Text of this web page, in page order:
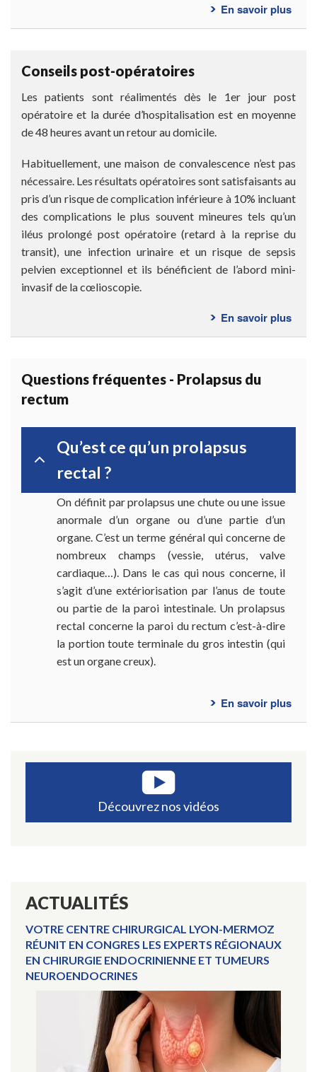
En savoir plussur
?
Conseils post-opératoires
Les patients sont réalimentés dès le 1er jour post
opératoire et la durée d’hospitalisation est en moyenne
de 48 heures avant un retour au domicile.
Habituellement, une maison de convalescence n’est pas
nécessaire. Les résultats opératoires sont satisfaisants au
pris d’un risque de complication inférieure à 10% incluant
des complications le plus souvent mineures tels qu’un
iléus prolongé post opératoire (retard à la reprise du
transit), une infection urinaire et un risque de sepsis
pelvien exceptionnel et ils bénéficient de l’abord mini-
invasif de la cœlioscopie.
En savoir plussur
Questions fréquentes - Prolapsus du
rectum
Qu’est ce qu’un prolapsus
rectal ?
On définit par prolapsus une chute ou une issue
anormale d’un organe ou d’une partie d’un
organe. C’est un terme général qui concerne de
nombreux champs (vessie, utérus, valve
cardiaque…). Dans le cas qui nous concerne, il
s’agit d’une extériorisation par l’anus de toute
ou partie de la paroi intestinale. Un prolapsus
rectal concerne la paroi du rectum c’est-à-dire
la portion toute terminale du gros intestin (qui
est un organe creux).
En savoir plussur
Découvrez nos vidéos
ACTUALITÉS
VOTRE CENTRE CHIRURGICAL LYON-MERMOZ
RÉUNIT EN CONGRES LES EXPERTS RÉGIONAUX
EN CHIRURGIE ENDOCRINIENNE ET TUMEURS
NEUROENDOCRINES